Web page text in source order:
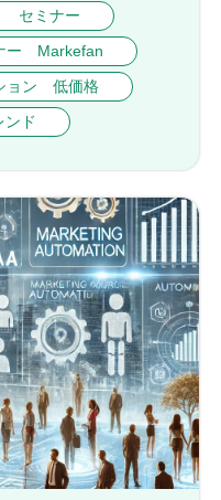
セミナー
ー Markefan
ョン 低価格
ンド